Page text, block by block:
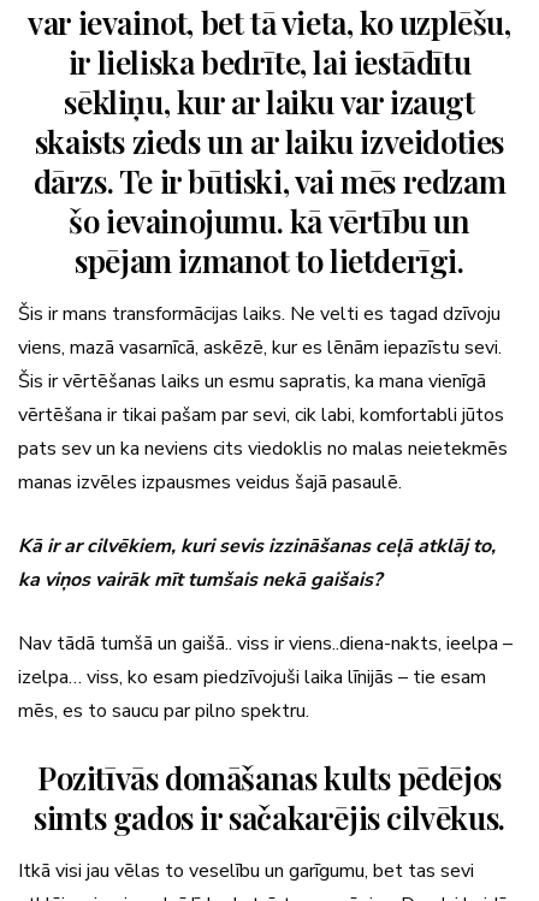
var ievainot, bet tā vieta, ko uzplēšu,
ir lieliska bedrīte, lai iestādītu
sēkliņu, kur ar laiku var izaugt
skaists zieds un ar laiku izveidoties
dārzs. Te ir būtiski, vai mēs redzam
šo ievainojumu. kā vērtību un
spējam izmanot to lietderīgi.
Šis ir mans transformācijas laiks. Ne velti es tagad dzīvoju
viens, mazā vasarnīcā, askēzē, kur es lēnām iepazīstu sevi.
Šis ir vērtēšanas laiks un esmu sapratis, ka mana vienīgā
vērtēšana ir tikai pašam par sevi, cik labi, komfortabli jūtos
pats sev un ka neviens cits viedoklis no malas neietekmēs
manas izvēles izpausmes veidus šajā pasaulē.
Kā ir ar cilvēkiem, kuri sevis izzināšanas ceļā atklāj to,
ka viņos vairāk mīt tumšais nekā gaišais?
Nav tādā tumšā un gaišā.. viss ir viens..diena-nakts, ieelpa –
izelpa… viss, ko esam piedzīvojuši laika līnijās – tie esam
mēs, es to saucu par pilno spektru.
Pozitīvās domāšanas kults pēdējos
simts gados ir sačakarējis cilvēkus.
Itkā visi jau vēlas to veselību un garīgumu, bet tas sevi